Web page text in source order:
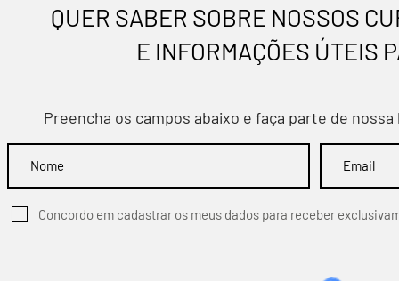
QUER SABER SOBRE NOSSOS
E INFORMAÇÕES ÚTEIS
Preencha os campos abaixo e faça parte de
Concordo em cadastrar os meus dados para receber